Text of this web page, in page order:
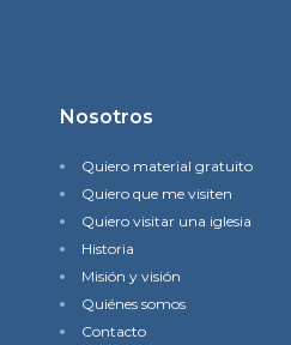
Nosotros
Quiero material gratuito
Quiero que me visiten
Quiero visitar una iglesia
Historia
Misión y visión
Quiénes somos
Contacto